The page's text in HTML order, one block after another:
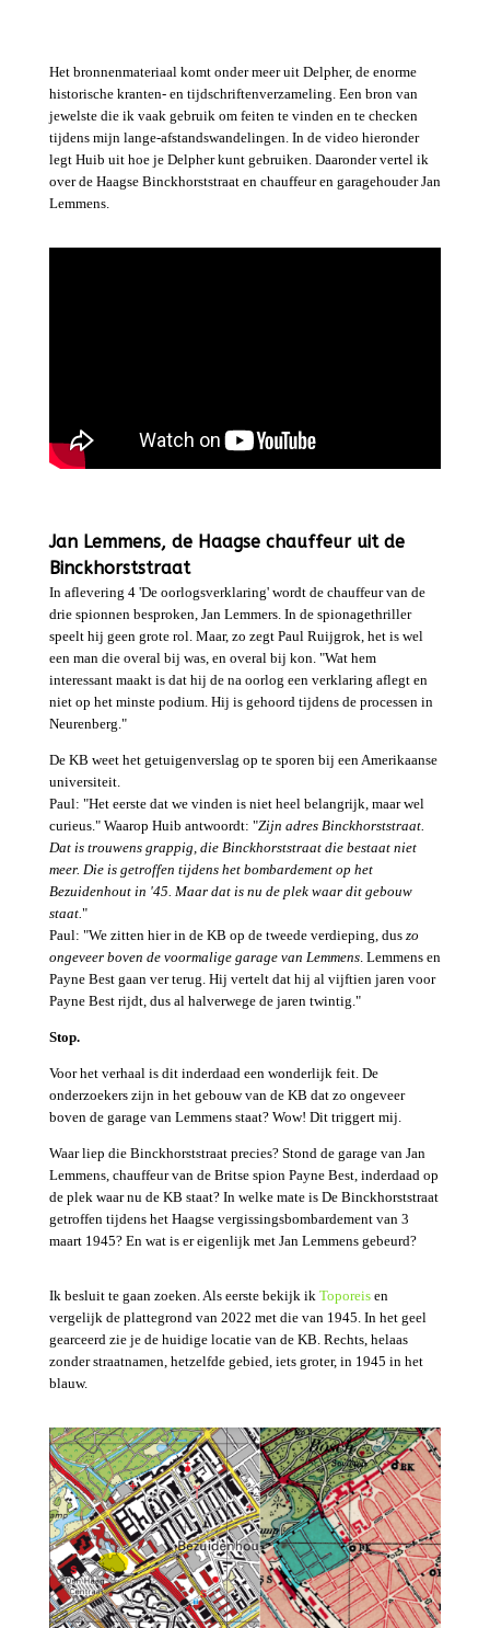
Het bronnenmateriaal komt onder meer uit Delpher, de enorme
historische kranten- en tijdschriftenverzameling. Een bron van
jewelste die ik vaak gebruik om feiten te vinden en te checken
tijdens mijn lange-afstandswandelingen. In de video hieronder
legt Huib uit hoe je Delpher kunt gebruiken. Daaronder vertel ik
over de Haagse Binckhorststraat en chauffeur en garagehouder Jan
Lemmens.
Jan Lemmens, de Haagse chauffeur uit de
Binckhorststraat
In aflevering 4 'De oorlogsverklaring' wordt de chauffeur van de
drie spionnen besproken, Jan Lemmers. In de spionagethriller
speelt hij geen grote rol. Maar, zo zegt Paul Ruijgrok, het is wel
een man die overal bij was, en overal bij kon. "Wat hem
interessant maakt is dat hij de na oorlog een verklaring aflegt en
niet op het minste podium. Hij is gehoord tijdens de processen in
Neurenberg."
De KB weet het getuigenverslag op te sporen bij een Amerikaanse
universiteit.
Paul: "Het eerste dat we vinden is niet heel belangrijk, maar wel
curieus." Waarop Huib antwoordt: "Zijn adres Binckhorststraat.
Dat is trouwens grappig, die Binckhorststraat die bestaat niet
meer. Die is getroffen tijdens het bombardement op het
Bezuidenhout in '45. Maar dat is nu de plek waar dit gebouw
staat."
Paul: "We zitten hier in de KB op de tweede verdieping, dus zo
ongeveer boven de voormalige garage van Lemmens. Lemmens en
Payne Best gaan ver terug. Hij vertelt dat hij al vijftien jaren voor
Payne Best rijdt, dus al halverwege de jaren twintig."
Stop.
Voor het verhaal is dit inderdaad een wonderlijk feit. De
onderzoekers zijn in het gebouw van de KB dat zo ongeveer
boven de garage van Lemmens staat? Wow! Dit triggert mij.
Waar liep die Binckhorststraat precies? Stond de garage van Jan
Lemmens, chauffeur van de Britse spion Payne Best, inderdaad op
de plek waar nu de KB staat? In welke mate is De Binckhorststraat
getroffen tijdens het Haagse vergissingsbombardement van 3
maart 1945? En wat is er eigenlijk met Jan Lemmens gebeurd?
Ik besluit te gaan zoeken. Als eerste bekijk ik Toporeisen
vergelijk de plattegrond van 2022 met die van 1945. In het geel
gearceerd zie je de huidige locatie van de KB. Rechts, helaas
zonder straatnamen, hetzelfde gebied, iets groter, in 1945 in het
blauw.